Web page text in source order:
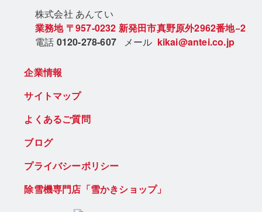
株式会社 あんてい
業務地 〒957-0232 新発田市真野原外2962番地−2
電話 0120-278-607 メール kikai@antei.co.jp
企業情報
サイトマップ
よくあるご質問
ブログ
プライバシーポリシー
除雪機専門店「雪かきショップ」